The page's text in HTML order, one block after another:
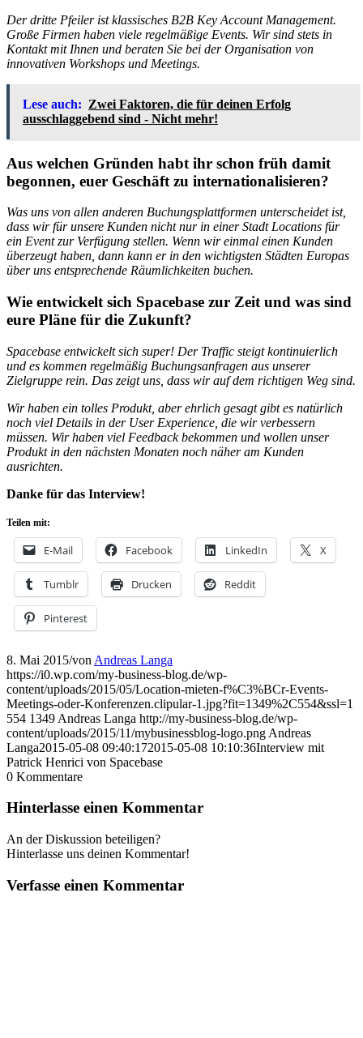
Der dritte Pfeiler ist klassisches B2B Key Account Management.
Große Firmen haben viele regelmäßige Events. Wir sind stets in
Kontakt mit Ihnen und beraten Sie bei der Organisation von
innovativen Workshops und Meetings.
Lese auch: Zwei Faktoren, die für deinen Erfolg
ausschlaggebend sind - Nicht mehr!
Aus welchen Gründen habt ihr schon früh damit
begonnen, euer Geschäft zu internationalisieren?
Was uns von allen anderen Buchungsplattformen unterscheidet ist,
dass wir für unsere Kunden nicht nur in einer Stadt Locations für
ein Event zur Verfügung stellen. Wenn wir einmal einen Kunden
überzeugt haben, dann kann er in den wichtigsten Städten Europas
über uns entsprechende Räumlichkeiten buchen.
Wie entwickelt sich Spacebase zur Zeit und was sind
eure Pläne für die Zukunft?
Spacebase entwickelt sich super! Der Traffic steigt kontinuierlich
und es kommen regelmäßig Buchungsanfragen aus unserer
Zielgruppe rein. Das zeigt uns, dass wir auf dem richtigen Weg sind.
Wir haben ein tolles Produkt, aber ehrlich gesagt gibt es natürlich
noch viel Details in der User Experience, die wir verbessern
müssen. Wir haben viel Feedback bekommen und wollen unser
Produkt in den nächsten Monaten noch näher am Kunden
ausrichten.
Danke für das Interview!
Teilen mit:
E-Mail Facebook LinkedIn X
Tumblr Drucken Reddit
Pinterest
8. Mai 2015/von Andreas Langa
https://i0.wp.com/my-business-blog.de/wp-
content/uploads/2015/05/Location-mieten-f%C3%BCr-Events-
Meetings-oder-Konferenzen.clipular-1.jpg?fit=1349%2C554&ssl=1
554 1349 Andreas Langa http://my-business-blog.de/wp-
content/uploads/2015/11/mybusinessblog-logo.png Andreas
Langa2015-05-08 09:40:172015-05-08 10:10:36Interview mit
Patrick Henrici von Spacebase
0 Kommentare
Hinterlasse einen Kommentar
An der Diskussion beteiligen?
Hinterlasse uns deinen Kommentar!
Verfasse einen Kommentar